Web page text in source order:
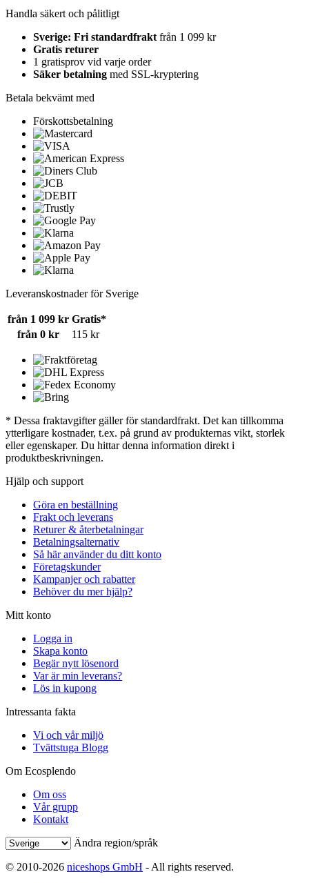
Handla säkert och pålitligt
Sverige: Fri standardfrakt från 1 099 kr
Gratis returer
1 gratisprov vid varje order
Säker betalning med SSL-kryptering
Betala bekvämt med
Förskottsbetalning
Leveranskostnader för Sverige
från 1 099 kr Gratis*
från 0 kr
115 kr
* Dessa fraktavgifter gäller för standardfrakt. Det kan tillkomma
ytterligare kostnader, t.ex. på grund av produkternas vikt, storlek
eller egenskaper. Du hittar denna information direkt i
produktbeskrivningen.
Hjälp och support
Göra en beställning
Frakt och leverans
Returer & återbetalningar
Betalningsalternativ
Så här använder du ditt konto
Företagskunder
Kampanjer och rabatter
Behöver du mer hjälp?
Mitt konto
Logga in
Skapa konto
Begär nytt lösenord
Var är min leverans?
Lös in kupong
Intressanta fakta
Vi och vår miljö
Tvättstuga Blogg
Om Ecosplendo
Om oss
Vår grupp
Kontakt
Ändra region/språk
© 2010-2026 niceshops GmbH - All rights reserved.